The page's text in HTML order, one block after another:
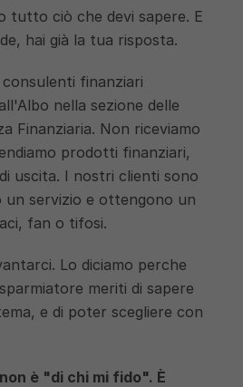
tutto ciò che devi sapere. E
hai già la tua risposta.
finanziari
nella sezione delle
Finanziaria. Non riceviamo
prodotti finanziari,
uscita. I nostri clienti sono
un servizio e ottengono un
fan o tifosi.
Lo diciamo perche
meriti di sapere
e di poter scegliere con
è "di chi mi fido". È